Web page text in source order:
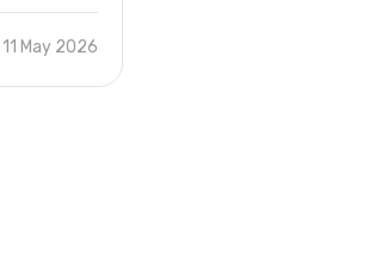
11 May 2026